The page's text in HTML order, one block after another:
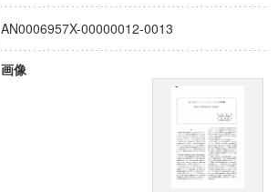
AN0006957X-00000012-0013
画像